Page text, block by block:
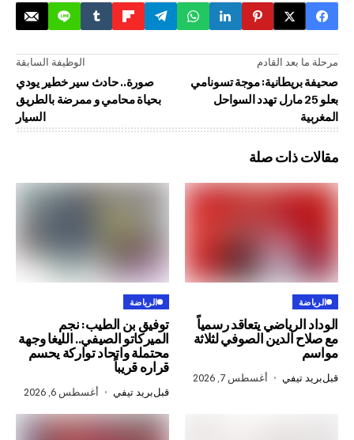
الوظيفة السابقة
صورة.. حادث سير خطير يودي
بحياة محامي و ممرضة بالطريق
القادم
موجة تسونامي
25 مارل تهدد السواحل
صلة
يتعاقد رسمياً
الصوفي لثلاثة
أغسطس 7, 2026
توفيق بن الطيب: نجم
الميركاتو الصيفي.. الليغا وجهة
محتملة واتحاد تواركة يحسم
أغسطس 6, 2026